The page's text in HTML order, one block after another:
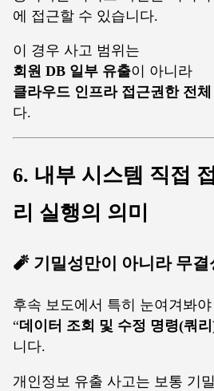
에 접근할 수 있습니다.
이 경우 사고 범위는
회원 DB 일부 유출이 아니라
클라우드 인프라 접근권한 전체
다.
6. 내부 시스템 직접
리 실행의 의미
🧨 기밀성만이 아니라 무결
후속 보도에서 특히 눈여겨봐
“데이터 조회 및 수정 명령(쿼
니다.
개인정보 유출 사고는 보통 기